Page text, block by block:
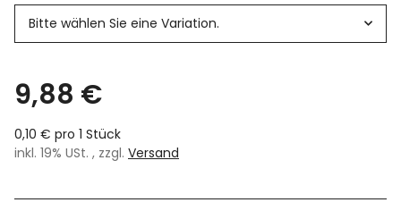
Bitte wählen Sie eine Variation.
9,88 €
0,10 € pro 1 Stück
inkl. 19% USt. , zzgl. Versand